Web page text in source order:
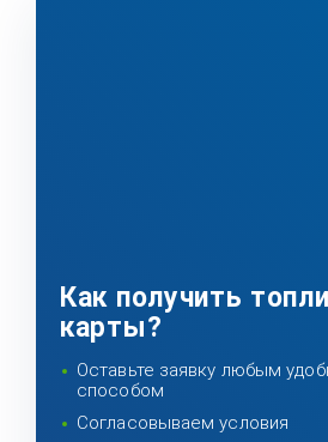
Как получить
карты?
Оставьте заявку любым
способом
Согласовываем условия